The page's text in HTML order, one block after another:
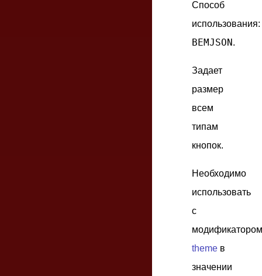
Способ
использования:
BEMJSON .
Задает
размер
всем
типам
кнопок.
Необходимо
использовать
с
модификатором
theme в
значении